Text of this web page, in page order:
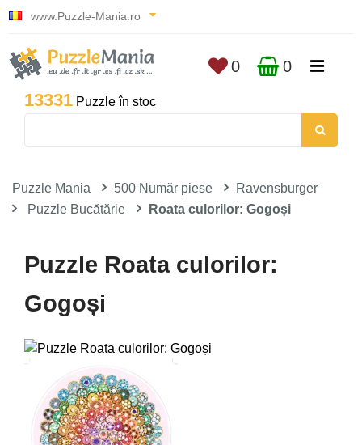
www.Puzzle-Mania.ro
13331 Puzzle în stoc
0 0
Puzzle Mania 500 Număr piese
Ravensburger
Puzzle Bucătărie
Roata culorilor: Gogoși
Puzzle Roata culorilor:
Gogoși